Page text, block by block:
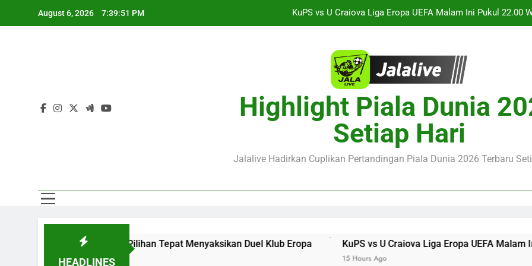
August 6, 2026 7:39:51 PM
Streaming Jalalive Arsenal vs Real Betis Club Friendly
Jalalive Streaming Monaco vs Getafe Club Friendly Dini Hari
KuPS vs U Craiova Liga Eropa UEFA Malam Ini Pukul 22.00
Streaming Jalalive Arsenal vs Real Betis Club Friendly
Streaming Jalalive AC Milan vs Inter Milan Club Friendly
Highlight Piala Dunia
Setiap Hari
Jalalive Hadirkan Cuplikan Pertandingan Piala Dunia 2026 Terbaru
HEADLINES
01.00 WIB Menjadi Pilihan Tepat Menyaksikan Duel Klub Eropa KuPS vs U Craiova Liga Eropa UEFA Malam Ini
15 Hours Ago